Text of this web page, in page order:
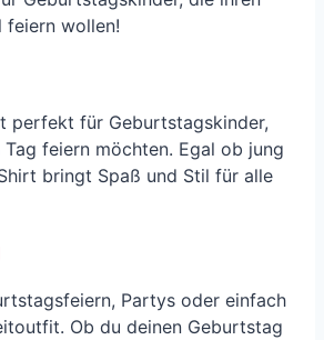
feiern wollen!
perfekt für Geburtstagskinder,
feiern möchten. Egal ob jung
bringt Spaß und Stil für alle
Partys oder einfach
Ob du deinen Geburtstag